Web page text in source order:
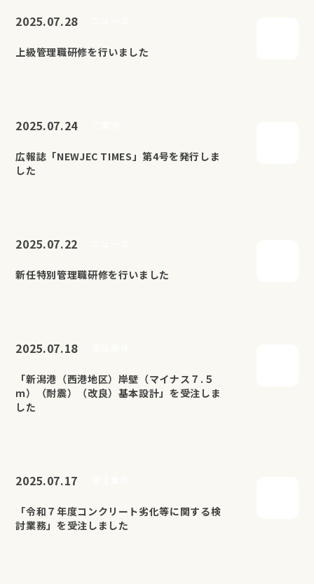
2025.07.28
上級管理職研修を行いました
2025.07.24
広報誌「NEWJEC TIMES」第4号を発行しま
した
2025.07.22
新任特別管理職研修を行いました
2025.07.18
「新潟港（西港地区）岸壁（マイナス７.５
ｍ）（耐震）（改良）基本設計」を受注しま
した
2025.07.17
「令和７年度コンクリート劣化等に関する検
討業務」を受注しました